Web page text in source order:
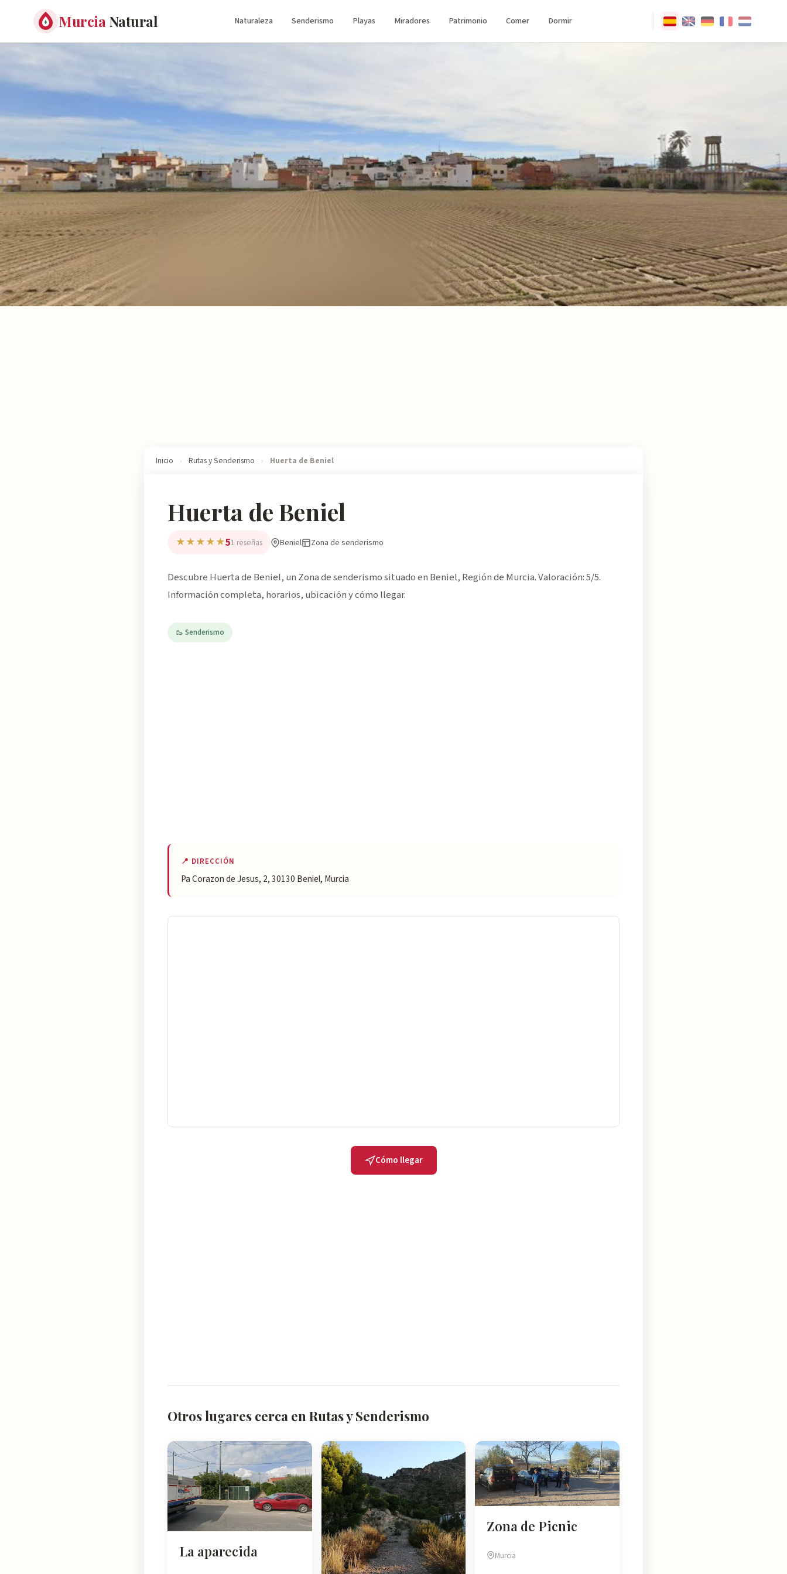
Murcia Natural Naturaleza Senderismo Playas Miradores Patrimonio Comer Dormir
Inicio › Rutas y Senderismo › Huerta de Beniel
Huerta de Beniel
★★★★★51 reseñas Beniel Zona de senderismo
Descubre Huerta de Beniel, un Zona de senderismo situado en Beniel, Región de Murcia. Valoración: 5/5.
Información completa, horarios, ubicación y cómo llegar.
🥾 Senderismo
📍 DIRECCIÓN
Pa Corazon de Jesus, 2, 30130 Beniel, Murcia
Cómo llegar
Otros lugares cerca en Rutas y Senderismo
La aparecida
Zona de Picnic
Murcia